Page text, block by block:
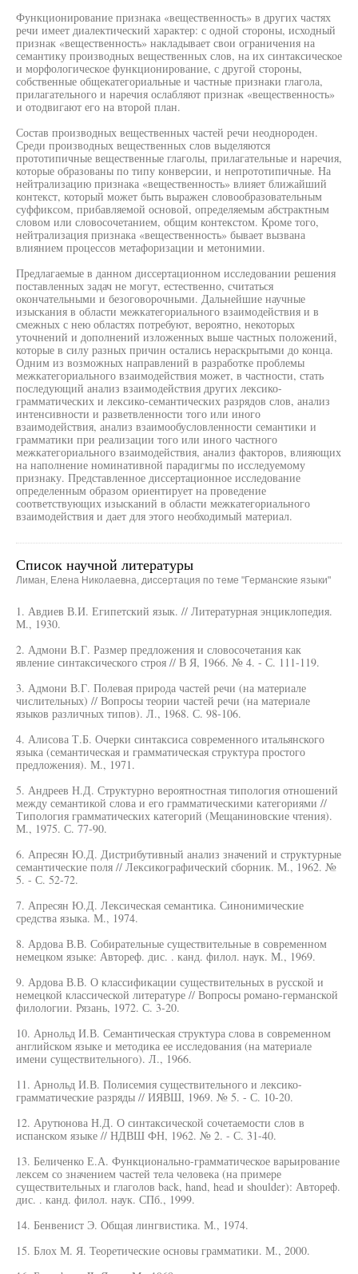
Функционирование признака «вещественность» в других частях
речи имеет диалектический характер: с одной стороны, исходный
признак «вещественность» накладывает свои ограничения на
семантику производных вещественных слов, на их синтаксическое
и морфологическое функционирование, с другой стороны,
собственные общекатегориальные и частные признаки глагола,
прилагательного и наречия ослабляют признак «вещественность»
и отодвигают его на второй план.
Состав производных вещественных частей речи неоднороден.
Среди производных вещественных слов выделяются
прототипичные вещественные глаголы, прилагательные и наречия,
которые образованы по типу конверсии, и непрототипичные. На
нейтрализацию признака «вещественность» влияет ближайший
контекст, который может быть выражен словообразовательным
суффиксом, прибавляемой основой, определяемым абстрактным
словом или словосочетанием, общим контекстом. Кроме того,
нейтрализация признака «вещественность» бывает вызвана
влиянием процессов метафоризации и метонимии.
Предлагаемые в данном диссертационном исследовании решения
поставленных задач не могут, естественно, считаться
окончательными и безоговорочными. Дальнейшие научные
изыскания в области межкатегориального взаимодействия и в
смежных с нею областях потребуют, вероятно, некоторых
уточнений и дополнений изложенных выше частных положений,
которые в силу разных причин остались нераскрытыми до конца.
Одним из возможных направлений в разработке проблемы
межкатегориального взаимодействия может, в частности, стать
последующий анализ взаимодействия других лексико-
грамматических и лексико-семантических разрядов слов, анализ
интенсивности и разветвленности того или иного
взаимодействия, анализ взаимообусловленности семантики и
грамматики при реализации того или иного частного
межкатегориального взаимодействия, анализ факторов, влияющих
на наполнение номинативной парадигмы по исследуемому
признаку. Представленное диссертационное исследование
определенным образом ориентирует на проведение
соответствующих изысканий в области межкатегориального
взаимодействия и дает для этого необходимый материал.
Список научной литературы
Лиман, Елена Николаевна, диссертация по теме "Германские языки"
1. Авдиев В.И. Египетский язык. // Литературная энциклопедия.
М., 1930.
2. Адмони В.Г. Размер предложения и словосочетания как
явление синтаксического строя // В Я, 1966. № 4. - С. 111-119.
3. Адмони В.Г. Полевая природа частей речи (на материале
числительных) // Вопросы теории частей речи (на материале
языков различных типов). Л., 1968. С. 98-106.
4. Алисова Т.Б. Очерки синтаксиса современного итальянского
языка (семантическая и грамматическая структура простого
предложения). М., 1971.
5. Андреев Н.Д. Структурно вероятностная типология отношений
между семантикой слова и его грамматическими категориями //
Типология грамматических категорий (Мещаниновские чтения).
М., 1975. С. 77-90.
6. Апресян Ю.Д. Дистрибутивный анализ значений и структурные
семантические поля // Лексикографический сборник. М., 1962. №
5. - С. 52-72.
7. Апресян Ю.Д. Лексическая семантика. Синонимические
средства языка. М., 1974.
8. Ардова В.В. Собирательные существительные в современном
немецком языке: Автореф. дис. . канд. филол. наук. М., 1969.
9. Ардова В.В. О классификации существительных в русской и
немецкой классической литературе // Вопросы романо-германской
филологии. Рязань, 1972. С. 3-20.
10. Арнольд И.В. Семантическая структура слова в современном
английском языке и методика ее исследования (на материале
имени существительного). Л., 1966.
11. Арнольд И.В. Полисемия существительного и лексико-
грамматические разряды // ИЯВШ, 1969. № 5. - С. 10-20.
12. Арутюнова Н.Д. О синтаксической сочетаемости слов в
испанском языке // НДВШ ФН, 1962. № 2. - С. 31-40.
13. Беличенко Е.А. Функционально-грамматическое варьирование
лексем со значением частей тела человека (на примере
существительных и глаголов back, hand, head и shoulder): Автореф.
дис. . канд. филол. наук. СПб., 1999.
14. Бенвенист Э. Общая лингвистика. М., 1974.
15. Блох М. Я. Теоретические основы грамматики. М., 2000.